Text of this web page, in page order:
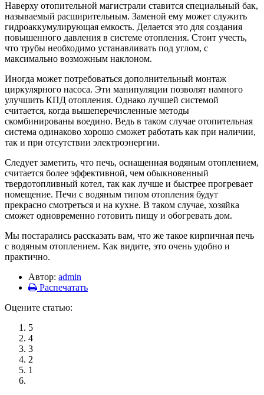
Наверху отопительной магистрали ставится специальный бак,
называемый расширительным. Заменой ему может служить
гидроаккумулирующая емкость. Делается это для создания
повышенного давления в системе отопления. Стоит учесть,
что трубы необходимо устанавливать под углом, с
максимально возможным наклоном.
Иногда может потребоваться дополнительный монтаж
циркулярного насоса. Эти манипуляции позволят намного
улучшить КПД отопления. Однако лучшей системой
считается, когда вышеперечисленные методы
скомбинированы воедино. Ведь в таком случае отопительная
система одинаково хорошо сможет работать как при наличии,
так и при отсутствии электроэнергии.
Следует заметить, что печь, оснащенная водяным отоплением,
считается более эффективной, чем обыкновенный
твердотопливный котел, так как лучше и быстрее прогревает
помещение. Печи с водяным типом отопления будут
прекрасно смотреться и на кухне. В таком случае, хозяйка
сможет одновременно готовить пищу и обогревать дом.
Мы постарались рассказать вам, что же такое кирпичная печь
с водяным отоплением. Как видите, это очень удобно и
практично.
Автор: admin
Распечатать
Оцените статью:
5
4
3
2
1